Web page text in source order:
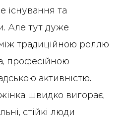
існування та
Але тут дуже
традиційною роллю
професійною
активністю.
швидко вигорає,
стійкі люди